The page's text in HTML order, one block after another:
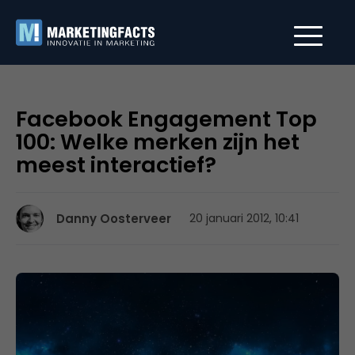
Facebook Engagement Top
100: Welke merken zijn het
meest interactief?
Danny Oosterveer 20 januari 2012, 10:41